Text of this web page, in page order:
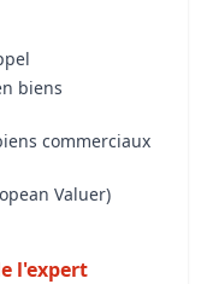
biens
commerciaux
Valuer)
l'expert